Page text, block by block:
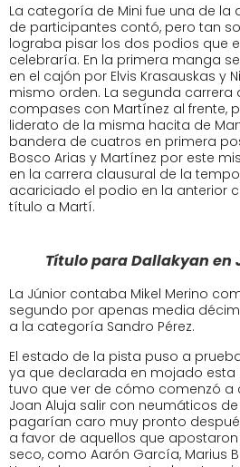
La categoría de Mini fue una de la
de participantes contó, pero tan
lograba pisar los dos podios que
celebraría. En la primera manga
en el cajón por Elvis Krasauskas y
mismo orden. La segunda carrera
compases con Martínez al frente,
liderato de la misma hacita de
bandera de cuatros en primera
Bosco Arias y Martínez por este
en la carrera clausural de la
acariciado el podio en la anterior
título a Martí.
Título para Dallakyan en
La Júnior contaba Mikel Merino
segundo por apenas media
a la categoría Sandro Pérez.
El estado de la pista puso a
ya que declarada en mojado esta
tuvo que ver de cómo comenzó a
Joan Aluja salir con neumáticos
pagarían caro muy pronto
a favor de aquellos que
seco, como Aarón García, Marius